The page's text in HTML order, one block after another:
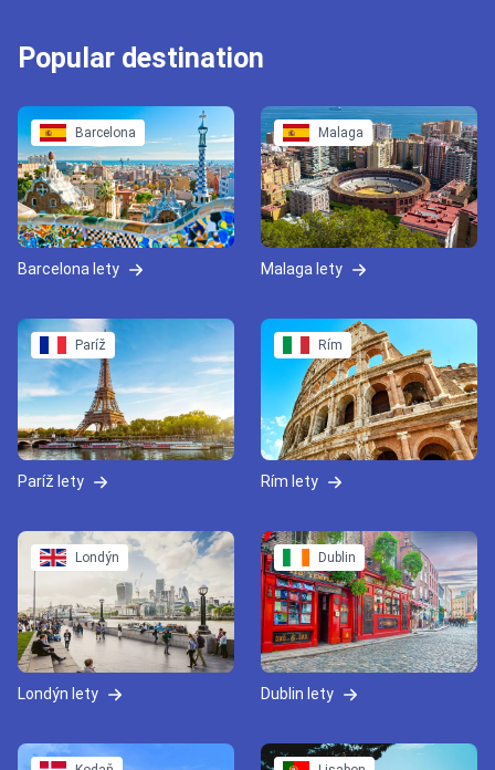
Popular destination
Barcelona
Barcelona lety
Malaga
Malaga lety
Paríž
Paríž lety
Rím
Rím lety
Londýn
Londýn lety
Dublin
Dublin lety